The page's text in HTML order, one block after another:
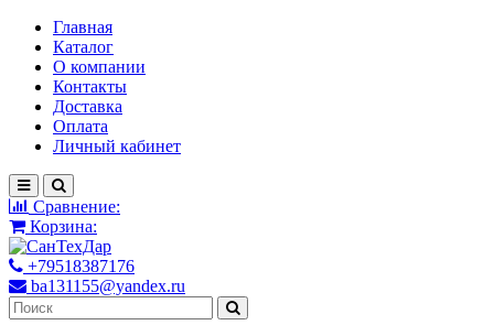
Главная
Каталог
О компании
Контакты
Доставка
Оплата
Личный кабинет
Сравнение:
Корзина:
+79518387176
ba131155@yandex.ru